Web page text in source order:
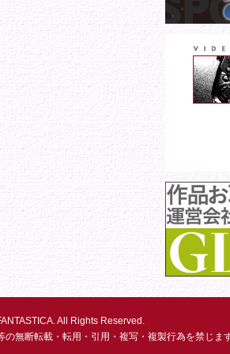
All Rights Reserved.
の無断転載・転用・引用・複写・複製行為を禁じま